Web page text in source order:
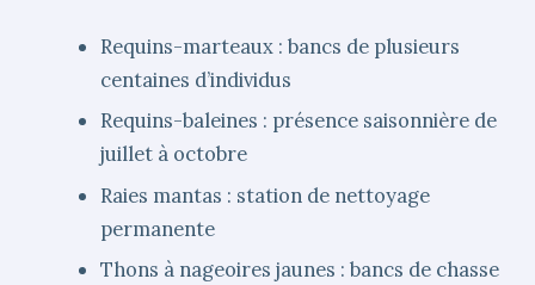
Requins-marteaux : bancs de plusieurs
centaines d’individus
Requins-baleines : présence saisonnière de
juillet à octobre
Raies mantas : station de nettoyage
permanente
Thons à nageoires jaunes : bancs de chasse